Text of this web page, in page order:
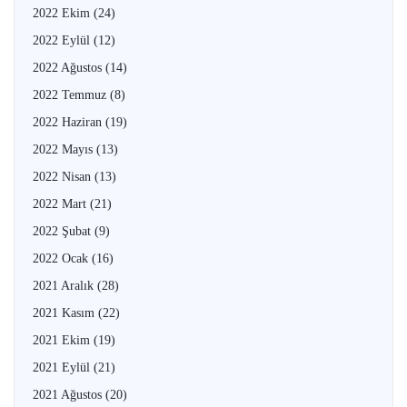
2022 Ekim (24)
2022 Eylül (12)
2022 Ağustos (14)
2022 Temmuz (8)
2022 Haziran (19)
2022 Mayıs (13)
2022 Nisan (13)
2022 Mart (21)
2022 Şubat (9)
2022 Ocak (16)
2021 Aralık (28)
2021 Kasım (22)
2021 Ekim (19)
2021 Eylül (21)
2021 Ağustos (20)